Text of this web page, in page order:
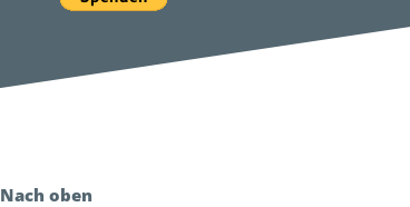
Nach oben